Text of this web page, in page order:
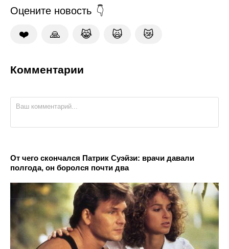
Оцените новость
❤️ 🙏 😹 🙀 😿
Комментарии
От чего скончался Патрик Суэйзи: врачи давали
полгода, он боролся почти два